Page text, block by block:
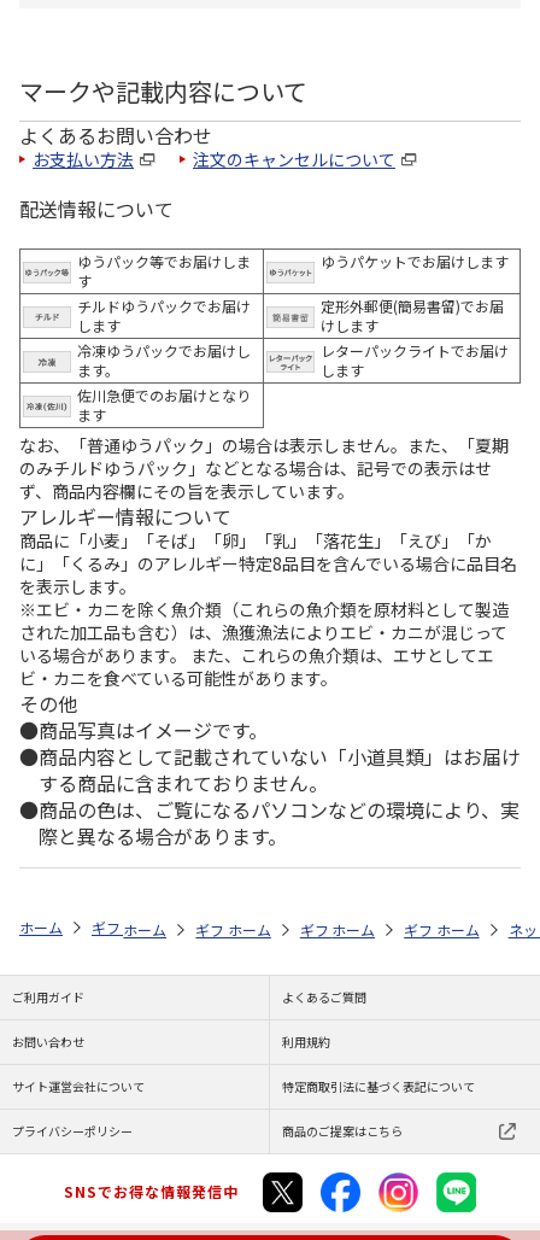
マークや記載内容について
よくあるお問い合わせ
お支払い方法 注文のキャンセルについて
配送情報について
ゆうパック等でお届けしま
す
ゆうパケットでお届けします
チルドゆうパックでお届け
します
定形外郵便(簡易書留)でお届
けします
冷凍ゆうパックでお届けし
ます。
レターパックライトでお届け
します
佐川急便でのお届けとなり
ます
なお、「普通ゆうパック」の場合は表示しません。また、「夏期
のみチルドゆうパック」などとなる場合は、記号での表示はせ
ず、商品内容欄にその旨を表示しています。
アレルギー情報について
商品に「小麦」「そば」「卵」「乳」「落花生」「えび」「か
に」「くるみ」のアレルギー特定8品目を含んでいる場合に品目名
を表示します。
※エビ・カニを除く魚介類（これらの魚介類を原材料として製造
された加工品も含む）は、漁獲漁法によりエビ・カニが混じって
いる場合があります。 また、これらの魚介類は、エサとしてエ
ビ・カニを食べている可能性があります。
その他
商品写真はイメージです。
商品内容として記載されていない「小道具類」はお届け
する商品に含まれておりません。
商品の色は、ご覧になるパソコンなどの環境により、実
際と異なる場合があります。
ホーム ギフト通販 内祝い・お返し 結婚内祝い 選べるギフト 花
ホーム ギフト通販 内祝い・お返し 結婚内祝い
ホーム ギフト通販 内祝い・お返し
ホーム ギフト通販 内
ホーム ネ
ご利用ガイド よくあるご質問
お問い合わせ 利用規約
サイト運営会社について 特定商取引法に基づく表記について
プライバシーポリシー 商品のご提案はこちら
SNSでお得な情報発信中